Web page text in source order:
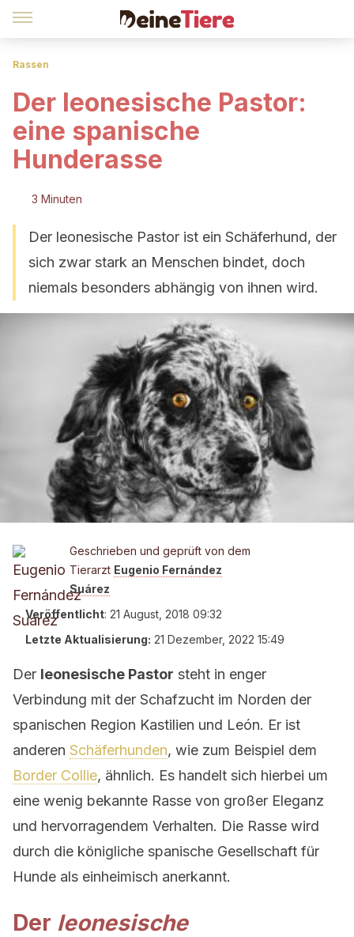
Rassen
Der leonesische Pastor:
eine spanische
Hunderasse
3 Minuten
Der leonesische Pastor ist ein Schäferhund, der
sich zwar stark an Menschen bindet, doch
niemals besonders abhängig von ihnen wird.
Geschrieben und geprüft von dem
Tierarzt Eugenio Fernández
Suárez
Veröffentlicht: 21 August, 2018 09:32
Letzte Aktualisierung: 21 Dezember, 2022 15:49
Der leonesische Pastor steht in enger
Verbindung mit der Schafzucht im Norden der
spanischen Region Kastilien und León. Er ist
anderen Schäferhunden, wie zum Beispiel dem
Border Collie, ähnlich. Es handelt sich hierbei um
eine wenig bekannte Rasse von großer Eleganz
und hervorragendem Verhalten. Die Rasse wird
durch die königliche spanische Gesellschaft für
Hunde als einheimisch anerkannt.
Der leonesische